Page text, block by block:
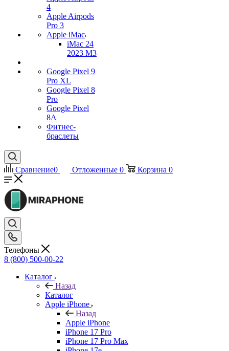
4
Apple Airpods
Pro 3
Apple iMac
iMac 24
2023 M3
Google Pixel 9
Pro XL
Google Pixel 8
Pro
Google Pixel
8A
Фитнес-
браслеты
Сравнение0 Отложенные 0 Корзина 0
Телефоны
8 (800) 500-00-22
Каталог
Назад
Каталог
Apple iPhone
Назад
Apple iPhone
iPhone 17 Pro
iPhone 17 Pro Max